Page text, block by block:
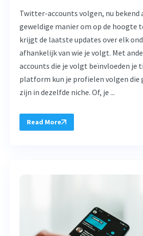
Twitter-accounts volgen, nu bekend
geweldige manier om op de hoogte
krijgt de laatste updates over elk
afhankelijk van wie je volgt. Met
accounts die je volgt beïnvloeden je
platform kun je profielen volgen die
zijn in dezelfde niche. Of, je ...
Read More